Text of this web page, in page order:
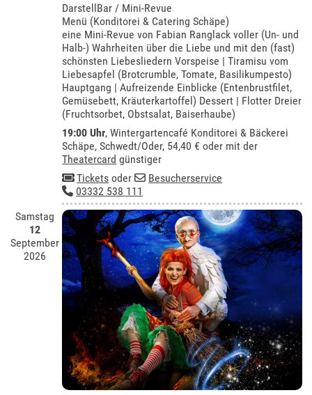
DarstellBar / Mini-Revue
Menü (Konditorei & Catering Schäpe)
eine Mini-Revue von Fabian Ranglack voller (Un- und
Halb-) Wahrheiten über die Liebe und mit den (fast)
schönsten Liebesliedern Vorspeise | Tiramisu vom
Liebesapfel (Brotcrumble, Tomate, Basilikumpesto)
Hauptgang | Aufreizende Einblicke (Entenbrustfilet,
Gemüsebett, Kräuterkartoffel) Dessert | Flotter Dreier
(Fruchtsorbet, Obstsalat, Baiserhaube)
19:00 Uhr,Wintergartencafé Konditorei & Bäckerei
Schäpe, Schwedt/Oder, 54,40 € oder mit der
Theatercard günstiger
Tickets oder
Besucherservice
03332 538 111
Samstag
12
September
2026